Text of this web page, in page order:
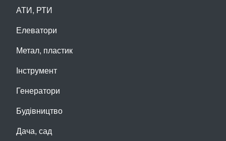
АТИ, РТИ
Елеватори
Метал, пластик
Інструмент
Генератори
Будівництво
Дача, сад